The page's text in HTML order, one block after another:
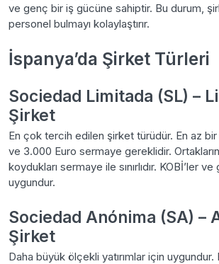
ve genç bir iş gücüne sahiptir. Bu durum,
personel bulmayı kolaylaştırır.
İspanya’da Şirket Türleri
Sociedad Limitada (SL) –
Şirket
En çok tercih edilen şirket türüdür. En az
ve 3.000 Euro sermaye gereklidir.
koydukları sermaye ile sınırlıdır. KOBİ’ler
uygundur.
Sociedad Anónima (SA) –
Şirket
Daha büyük ölçekli yatırımlar için